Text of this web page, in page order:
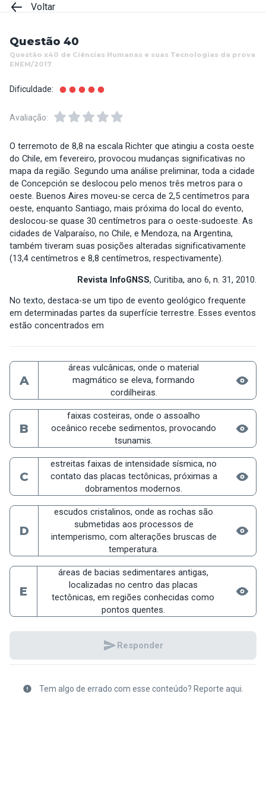
Voltar
Questão 40
Questão x40 de Ciências Humanas e suas Tecnologias da prova
ENEM/2017
Dificuldade:
Avaliação:
O terremoto de 8,8 na escala Richter que atingiu a costa oeste
do Chile, em fevereiro, provocou mudanças significativas no
mapa da região. Segundo uma análise preliminar, toda a cidade
de Concepción se deslocou pelo menos três metros para o
oeste. Buenos Aires moveu-se cerca de 2,5 centímetros para
oeste, enquanto Santiago, mais próxima do local do evento,
deslocou-se quase 30 centímetros para o oeste-sudoeste. As
cidades de Valparaíso, no Chile, e Mendoza, na Argentina,
também tiveram suas posições alteradas significativamente
(13,4 centímetros e 8,8 centímetros, respectivamente).
Revista InfoGNSS, Curitiba, ano 6, n. 31, 2010.
No texto, destaca-se um tipo de evento geológico frequente
em determinadas partes da superfície terrestre. Esses eventos
estão concentrados em
A
áreas vulcânicas, onde o material
magmático se eleva, formando
cordilheiras.
B
faixas costeiras, onde o assoalho
oceânico recebe sedimentos, provocando
tsunamis.
C
estreitas faixas de intensidade sísmica, no
contato das placas tectônicas, próximas a
dobramentos modernos.
D
escudos cristalinos, onde as rochas são
submetidas aos processos de
intemperismo, com alterações bruscas de
temperatura.
E
áreas de bacias sedimentares antigas,
localizadas no centro das placas
tectônicas, em regiões conhecidas como
pontos quentes.
Responder
Tem algo de errado com esse conteúdo? Reporte aqui.